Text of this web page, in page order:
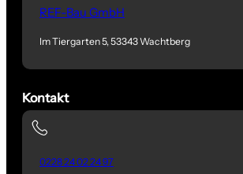
REF-Bau GmbH
Im Tiergarten 5, 53343 Wachtberg
Kontakt
0228 24 02 24 97